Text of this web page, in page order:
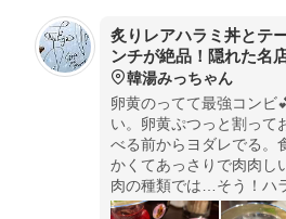
炙りレアハラミ丼とテ
ンチが絶品！隠れた名
韓湯みっちゃん
卵黄のってて最強コンビ
い。卵黄ぷつっと割って
べる前からヨダレでる。
かくてあっさりで肉肉し
肉の種類では…そう！ハ
たっ！サガリ好き😍✨最